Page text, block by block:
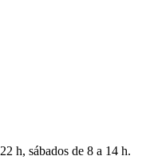
h, sábados de 8 a 14 h.